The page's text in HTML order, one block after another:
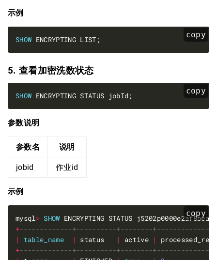
示例
copy
SHOW
5. 查看加密洗数状态
copy
SHOW
参数说明
参数名 说明
jobid 作业id
示例
copy
mysql> SHOW
+
|
table_name | status | active |
+